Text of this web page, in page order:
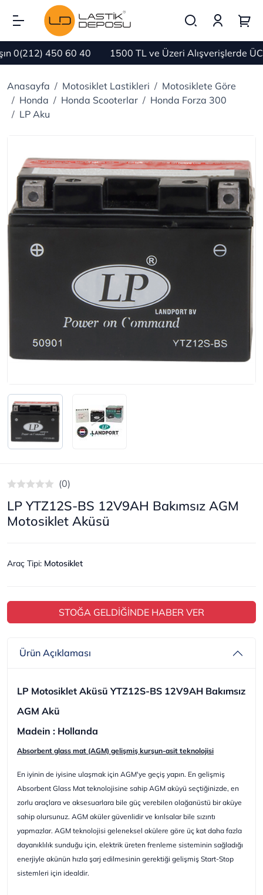
450 60 40 1500 TL ve Üzeri Alışverişlerde
Anasayfa Motosiklet Lastikleri
Motosiklete Göre
Honda
Honda Scooterlar
Honda Forza 300
LP Aku
(0)
LP YTZ12S-BS 12V9AH Bakımsız AGM
Motosiklet Aküsü
Araç Tipi: Motosiklet
STOĞA GELDİĞİNDE HABER VER
Ürün Açıklaması
LP Motosiklet Aküsü YTZ12S-BS 12V9AH Bakımsız
AGM Akü
Madein : Hollanda
Absorbent glass mat (AGM) gelişmiş kurşun-asit teknolojisi
En iyinin de iyisine ulaşmak için AGM'ye geçiş yapın. En gelişmiş
Absorbent Glass Mat teknolojisine sahip AGM aküyü seçtiğinizde, en
zorlu araçlara ve aksesuarlara bile güç verebilen olağanüstü bir aküye
sahip olursunuz. AGM aküler güvenlidir ve kırılsalar bile sızıntı
yapmazlar. AGM teknolojisi geleneksel akülere göre üç kat daha fazla
dayanıklılık sunduğu için, elektrik üreten frenleme sisteminin sağladığı
enerjiyle akünün hızla şarj edilmesinin gerektiği gelişmiş Start-Stop
sistemleri için idealdir.